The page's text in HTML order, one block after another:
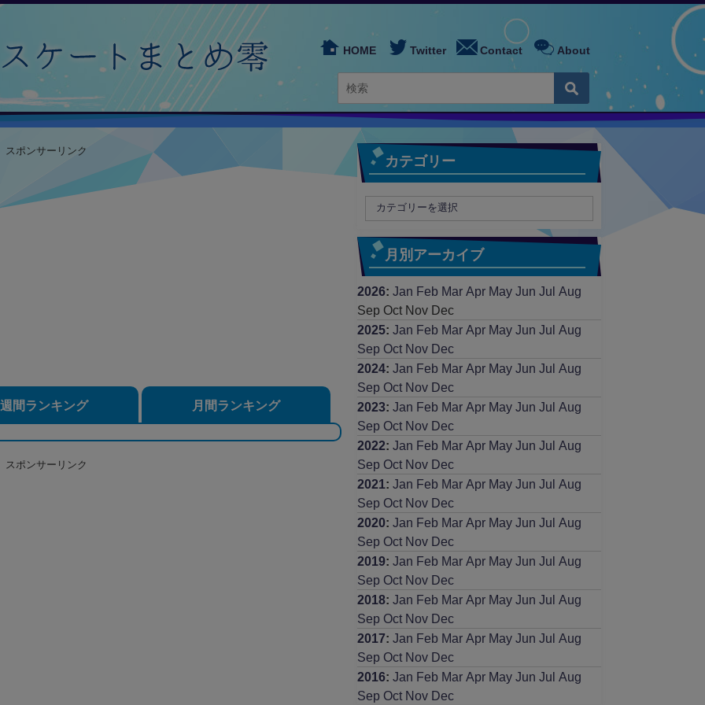
HOME Twitter Contact About
スポンサーリンク
週間ランキング 月間ランキング
スポンサーリンク
カテゴリー
月別アーカイブ
2026: Jan Feb Mar Apr May Jun Jul
Aug
Sep Oct Nov Dec
2025: Jan Feb Mar Apr May Jun Jul
Aug
Sep Oct Nov Dec
2024: Jan Feb Mar Apr May Jun Jul
Aug
Sep Oct Nov Dec
2023: Jan Feb Mar Apr May Jun Jul
Aug
Sep Oct Nov Dec
2022: Jan Feb Mar Apr May Jun Jul
Aug
Sep Oct Nov Dec
2021 : Jan Feb Mar Apr May Jun Jul
Aug
Sep Oct Nov Dec
2020: Jan Feb Mar Apr May Jun Jul
Aug
Sep Oct Nov Dec
2019: Jan Feb Mar Apr May Jun Jul
Aug
Sep Oct Nov Dec
2018: Jan Feb Mar Apr May Jun Jul
Aug
Sep Oct Nov Dec
2017: Jan Feb Mar Apr May Jun Jul
Aug
Sep Oct Nov Dec
2016: Jan Feb Mar Apr May Jun Jul
Aug
Sep Oct Nov Dec